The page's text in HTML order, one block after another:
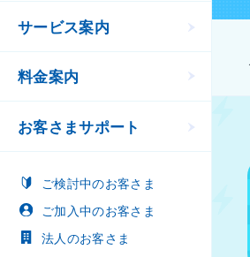
サービス案内
料金案内
お客さまサポート
ご検討中のお客さま
ご加入中のお客さま
法人 のお客さま